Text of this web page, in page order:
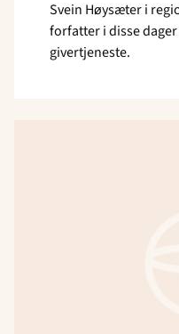
Svein Høysæter i
forfatter i disse
givertjeneste.